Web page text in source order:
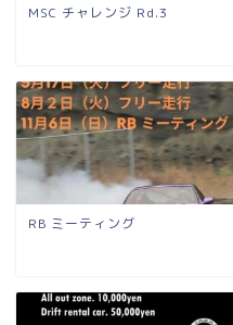
MSC チャレンジ Rd.3
RB ミーティング